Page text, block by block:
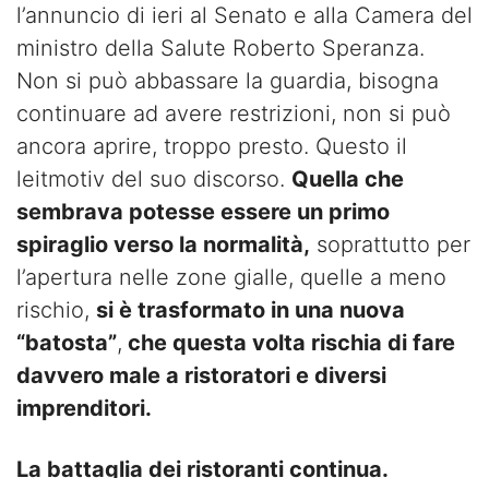
l’annuncio di ieri al Senato e alla Camera del
ministro della Salute Roberto Speranza.
Non si può abbassare la guardia, bisogna
continuare ad avere restrizioni, non si può
ancora aprire, troppo presto. Questo il
leitmotiv del suo discorso. Quella che
sembrava potesse essere un primo
spiraglio verso la normalità, soprattutto per
l’apertura nelle zone gialle, quelle a meno
rischio, si è trasformato in una nuova
“batosta”, che questa volta rischia di fare
davvero male a ristoratori e diversi
imprenditori.
La battaglia dei ristoranti continua.